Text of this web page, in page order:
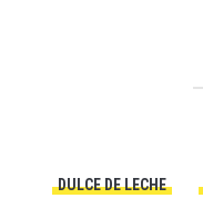
DULCE DE LECHE